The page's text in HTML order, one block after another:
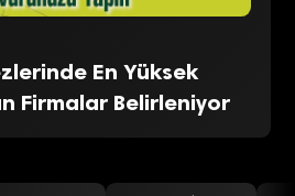
En Yüksek
Firmalar Belirleniyor